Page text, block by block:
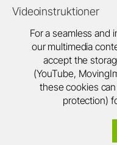
Videoinstruktioner
For a seamless and
our multimedia
accept the
(YouTube,
these cookies
protection)